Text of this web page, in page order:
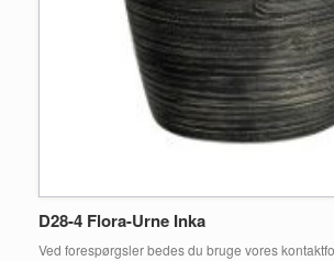
D28-4 Flora-Urne Inka
Ved forespørgsler bedes du bruge vores